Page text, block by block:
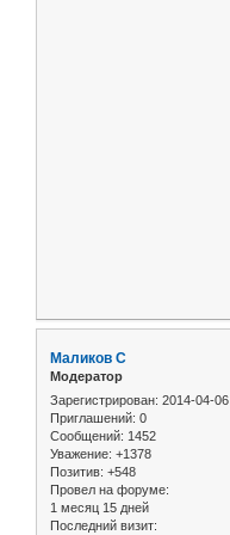
Маликов С
Модератор
Зарегистрирован: 2014-04-06
Приглашений: 0
Сообщений: 1452
Уважение: +1378
Позитив: +548
Провел на форуме:
1 месяц 15 дней
Последний визит: